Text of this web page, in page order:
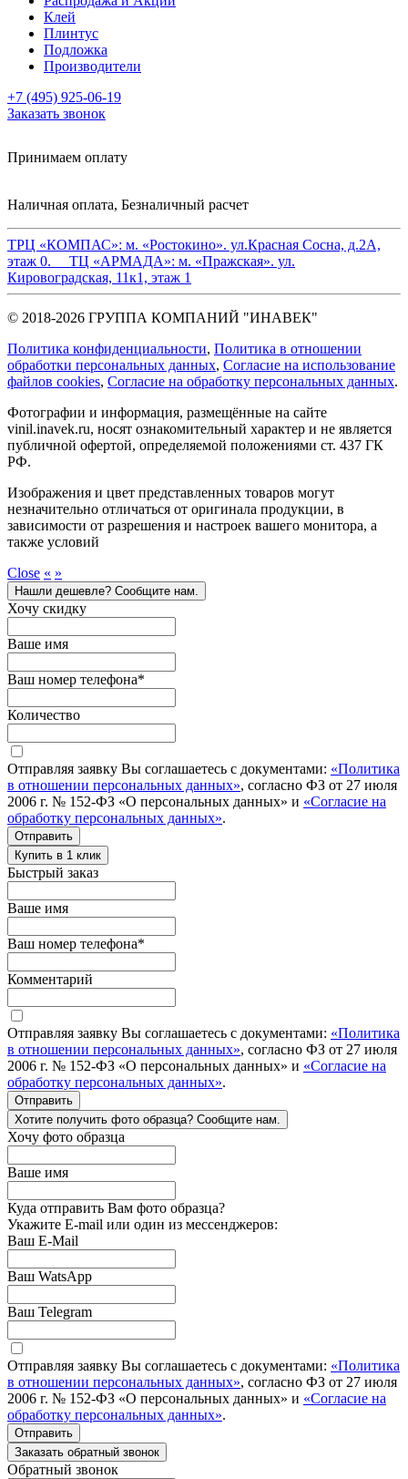
Клей
Плинтус
Подложка
Производители
+7 (495) 925-06-19
Заказать звонок
Принимаем оплату
Наличная оплата, Безналичный расчет
ТРЦ «КОМПАС»: м. «Ростокино». ул.Красная Сосна, д.2А,
этаж 0. ТЦ «АРМАДА»: м. «Пражская». ул.
Кировоградская, 11к1, этаж 1
© 2018-2026 ГРУППА КОМПАНИЙ "ИНАВЕК"
Политика конфиденциальности, Политика в отношении
обработки персональных данных, Cогласие на использование
файлов cookies, Согласие на обработку персональных данных.
Фотографии и информация, размещённые на сайте
vinil.inavek.ru, носят ознакомительный характер и не является
публичной офертой, определяемой положениями ст. 437 ГК
РФ.
Изображения и цвет представленных товаров могут
незначительно отличаться от оригинала продукции, в
зависимости от разрешения и настроек вашего монитора, а
также условий
Close « »
Нашли дешевле? Сообщите нам.
Хочу скидку
Ваше имя
Ваш номер телефона*
Количество
Отправляя заявку Вы соглашаетесь с документами: «Политика
в отношении персональных данных», согласно ФЗ от 27 июля
2006 г. № 152-ФЗ «О персональных данных» и «Согласие на
обработку персональных данных».
Отправить
Купить в 1 клик
Быстрый заказ
Ваше имя
Ваш номер телефона*
Комментарий
Отправляя заявку Вы соглашаетесь с документами: «Политика
в отношении персональных данных», согласно ФЗ от 27 июля
2006 г. № 152-ФЗ «О персональных данных» и «Согласие на
обработку персональных данных».
Отправить
Хотите получить фото образца? Сообщите нам.
Хочу фото образца
Ваше имя
Куда отправить Вам фото образца?
Укажите E-mail или один из мессенджеров:
Ваш E-Mail
Ваш WatsApp
Ваш Telegram
Отправляя заявку Вы соглашаетесь с документами: «Политика
в отношении персональных данных», согласно ФЗ от 27 июля
2006 г. № 152-ФЗ «О персональных данных» и «Согласие на
обработку персональных данных».
Отправить
Заказать обратный звонок
Обратный звонок